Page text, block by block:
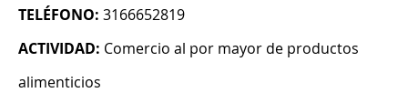
TELÉFONO: 3166652819
ACTIVIDAD: Comercio al por mayor de productos
alimenticios